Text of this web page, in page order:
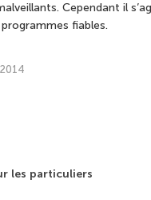
Cependant il
fiables.
les particuliers